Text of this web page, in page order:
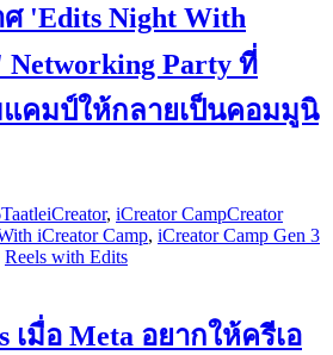
'Edits Night With
Networking Party ที่
แคมป์ให้กลายเป็นคอมมูนิ
TaatleiCreator, iCreator CampCreator
iCreator Camp, iCreator Camp Gen 3
Reels with Edits
เมื่อ Meta อยากให้ครีเอ